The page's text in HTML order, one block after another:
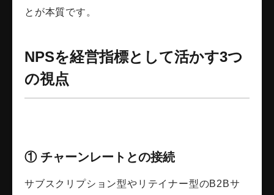
とが本質です。
NPSを経営指標として活かす3つ
の視点
① チャーンレートとの接続
サブスクリプション型やリテイナー型のB2Bサ